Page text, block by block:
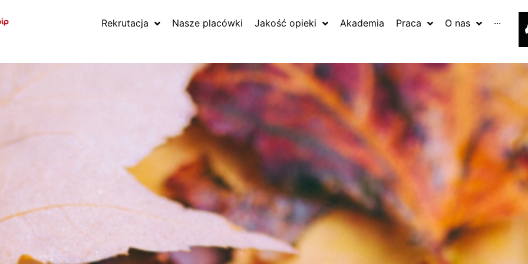
Rekrutacja Nasze placówki Jakość opieki Akademia Praca O nas ···